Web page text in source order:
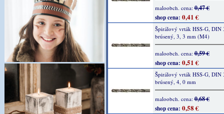
maloobch. cena:0,47 €
shop cena: 0,41 €
Špirálový vrták HSS-G, DIN
brúsený, 3, 3 mm (M4)
maloobch. cena:0,59 €
shop cena: 0,51 €
Špirálový vrták HSS-G, DIN
brúsený, 4, 0 mm
maloobch. cena:0,68 €
shop cena: 0,58 €